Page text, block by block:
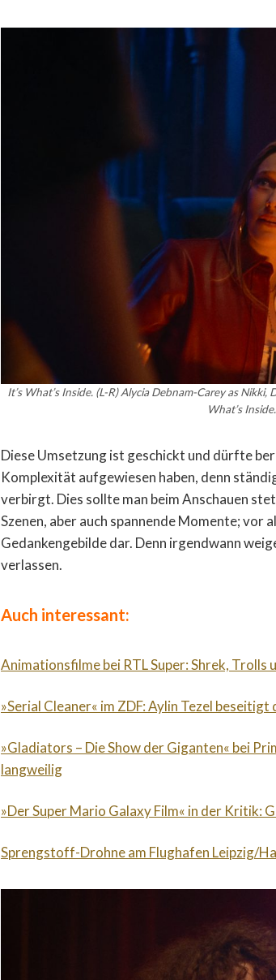
It’s What’s Inside. (L-R) Alycia Debnam-Carey as
What’s
Diese Umsetzung ist geschickt und dürfte
Komplexität aufgewiesen haben, denn
verbirgt. Dies sollte man beim Anschauen
Szenen, aber auch spannende Momente; vor
Gedankengebilde dar. Denn irgendwann
verlassen.
Auch interessant:
Animationsfilme bei RTL Super: Shrek, Trolls
»Serial Cleaner« im ZDF: Aylin Tezel beseitigt
»Gladiators – Die Show der Giganten« bei
langweilig
»Der Super Mario Galaxy Film« in der Kritik:
Sprengstoff-Drohne am Flughafen Leipzig/